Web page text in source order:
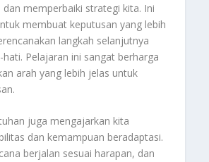
dan memperbaiki strategi kita. Ini
membuat keputusan yang lebih
langkah selanjutnya
Pelajaran ini sangat berharga
arah yang lebih jelas untuk
juga mengajarkan kita
dan kemampuan beradaptasi.
berjalan sesuai harapan, dan